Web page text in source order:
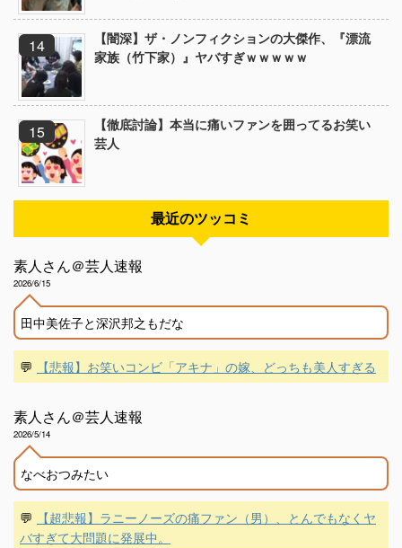
【闇深】ザ・ノンフィクションの大傑作、『漂流
家族（竹下家）』ヤバすぎｗｗｗｗｗ
【徹底討論】本当に痛いファンを囲ってるお笑い
芸人
最近のツッコミ
素人さん＠芸人速報
2026/6/15
田中美佐子と深沢邦之もだな
💬 【悲報】お笑いコンビ「アキナ」の嫁、どっちも美人すぎる
素人さん＠芸人速報
2026/5/14
なべおつみたい
💬
【超悲報】ラニーノーズの痛ファン（男）、とんでもなくヤ
バすぎて大問題に発展中。